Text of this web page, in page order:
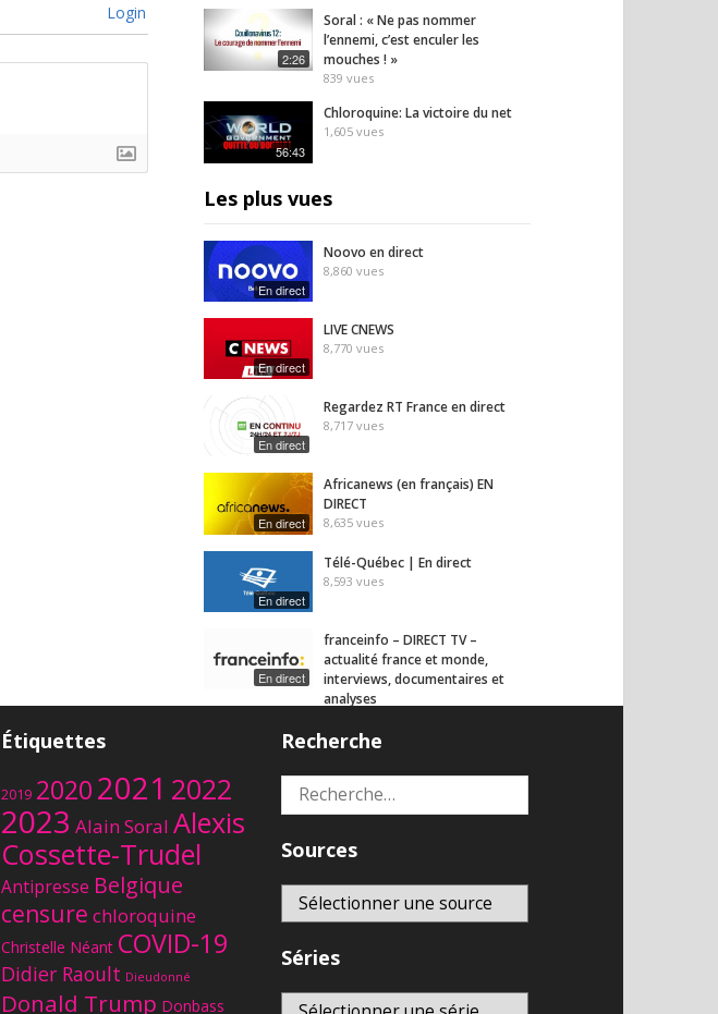
Login
2:26
Soral : « Ne pas nommer
l’ennemi, c’est enculer les
mouches ! »
839 vues
56:43
Chloroquine: La victoire du net
1,605 vues
Les plus vues
En direct
Noovo en direct
8,860 vues
En direct
LIVE CNEWS
8,770 vues
En direct
Regardez RT France en direct
8,717 vues
En direct
Africanews (en français) EN
DIRECT
8,635 vues
En direct
Télé-Québec | En direct
8,593 vues
En direct
franceinfo – DIRECT TV –
actualité france et monde,
interviews, documentaires et
analyses
Étiquettes
2019 20202021 2022
2023 Alain Soral Alexis
Cossette-Trudel
Antipresse Belgique
censure chloroquine
Christelle Néant COVID-19
Didier Raoult Dieudonné
Donald Trump Donbass
Recherche
Rechercher :
Sources
Séries